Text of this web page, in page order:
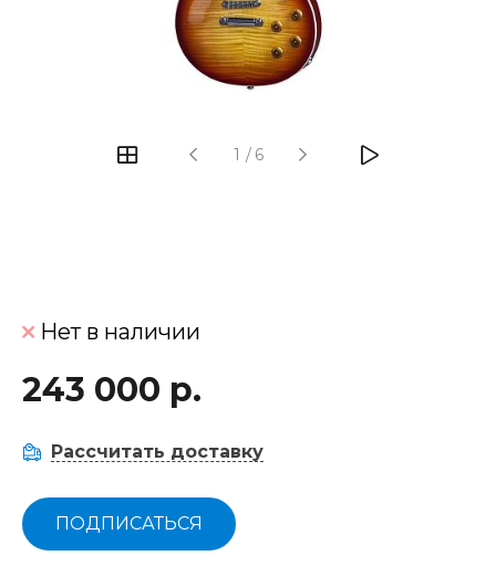
1 / 6
Нет в наличии
243 000 р.
Рассчитать доставку
ПОДПИСАТЬСЯ